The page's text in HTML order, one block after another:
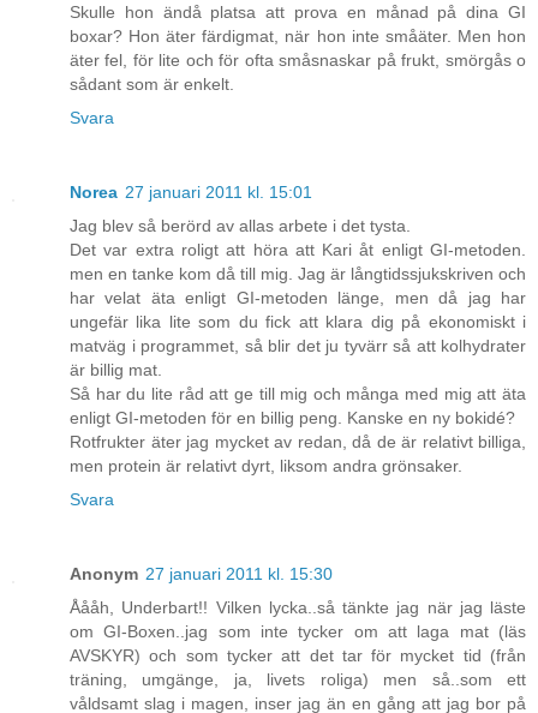
Skulle hon ändå platsa att prova en månad på dina GI
boxar? Hon äter färdigmat, när hon inte småäter. Men hon
äter fel, för lite och för ofta småsnaskar på frukt, smörgås o
sådant som är enkelt.
Svara
Norea 27 januari 2011 kl. 15:01
Jag blev så berörd av allas arbete i det tysta.
Det var extra roligt att höra att Kari åt enligt GI-metoden.
men en tanke kom då till mig. Jag är långtidssjukskriven och
har velat äta enligt GI-metoden länge, men då jag har
ungefär lika lite som du fick att klara dig på ekonomiskt i
matväg i programmet, så blir det ju tyvärr så att kolhydrater
är billig mat.
Så har du lite råd att ge till mig och många med mig att äta
enligt GI-metoden för en billig peng. Kanske en ny bokidé?
Rotfrukter äter jag mycket av redan, då de är relativt billiga,
men protein är relativt dyrt, liksom andra grönsaker.
Svara
Anonym 27 januari 2011 kl. 15:30
Åååh, Underbart!! Vilken lycka..så tänkte jag när jag läste
om GI-Boxen..jag som inte tycker om att laga mat (läs
AVSKYR) och som tycker att det tar för mycket tid (från
träning, umgänge, ja, livets roliga) men så..som ett
våldsamt slag i magen, inser jag än en gång att jag bor på